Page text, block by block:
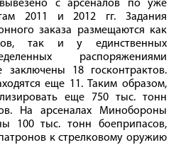
с арсеналов по уже
2011 и 2012 гг. Задания
заказа размещаются как
так и у единственных
распоряжениями
заключены 18 госконтрактов.
еще 11. Таким образом,
еще 750 тыс. тонн
На арсеналах Минобороны
100 тыс. тонн боеприпасов,
к стрелковому оружию